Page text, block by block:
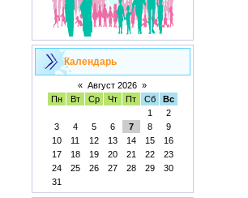
Календарь
« Август 2026 »
Пн
Вт Ср Чт Пт Сб
Вс
1
2
3
4 5 6 7 8
9
10
11 12 13 14 15
16
17
18 19 20 21 22
23
24
25 26 27 28 29
30
31